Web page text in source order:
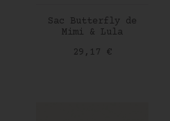
AJOUTER AU PANIER
Sac Butterfly de
Mimi & Lula
Prix
29,17 €